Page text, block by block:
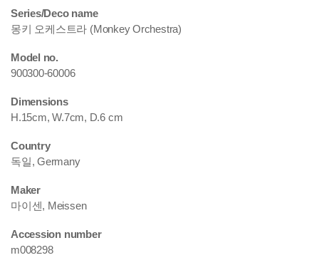
Series/Deco name
몽키 오케스트라 (Monkey Orchestra)
Model no.
900300-60006
Dimensions
H.15cm, W.7cm, D.6 cm
Country
독일, Germany
Maker
마이센, Meissen
Accession number
m008298